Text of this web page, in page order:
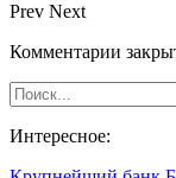
Prev Next
Комментарии
Интересное: